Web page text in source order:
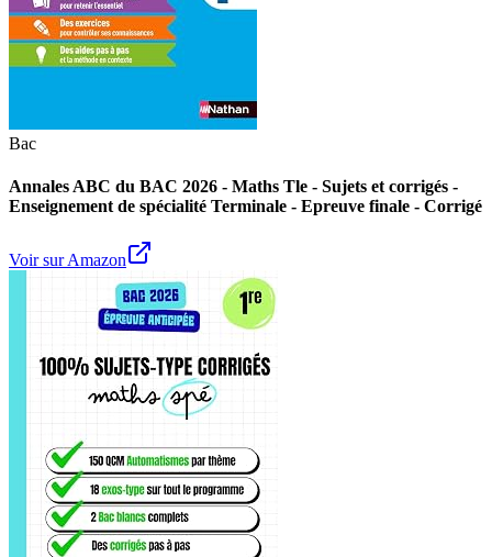
Bac
Annales ABC du BAC 2026 - Maths Tle - Sujets et corrigés -
Enseignement de spécialité Terminale - Epreuve finale - Corrigé
Voir sur Amazon